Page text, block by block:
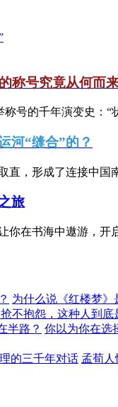
称号究竟从何而
号的千年演变史：“
河“缝合”的？
直，形成了连接中国
旅
你在书海中遨游，开
为什么说《红楼梦》
不抱怨，这种人到底
半路？ 你以为你在选
的三千年对话 孟荀